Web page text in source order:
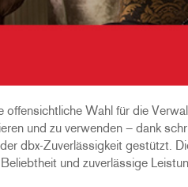
Wahl für die
und zu verwenden – dank
dbx-Zuverlässigkeit gestützt.
und zuverlässige